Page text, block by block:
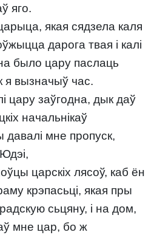
яго.
якая сядзела каля
дарога твая і калі
было цару паслаць
я вызначыў час.
цару заўгодна, дык даў
начальнікаў
давалі мне пропуск,
царскіх лясоў, каб ён
крэпасьці, якая пры
сьцяну, і на дом,
мне цар, бо ж